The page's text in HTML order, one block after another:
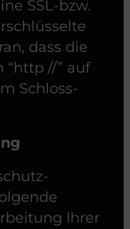
SSL-bzw.
dass die
“http //” auf
Schloss-
Ihrer